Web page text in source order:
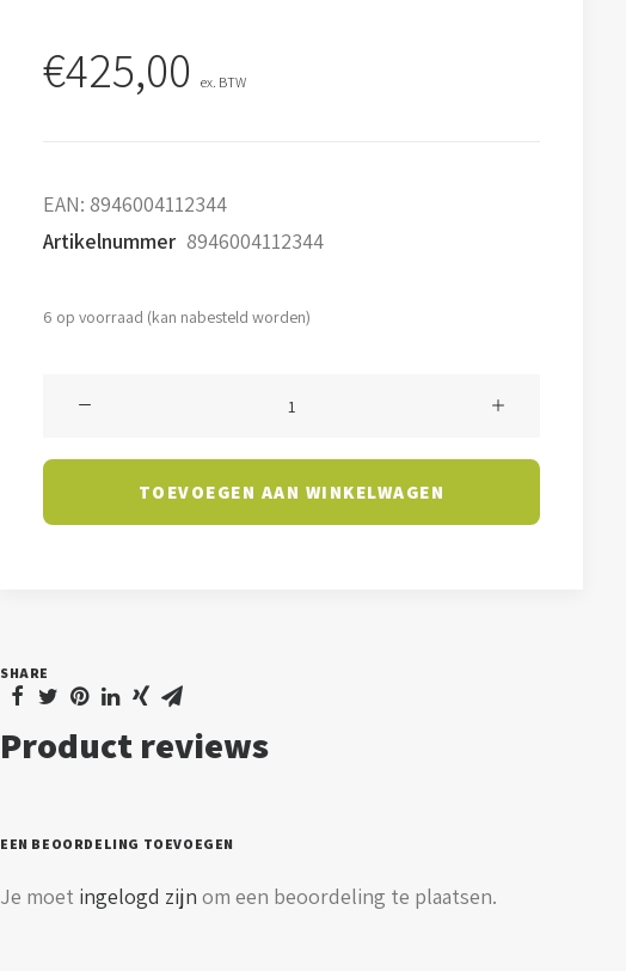
€425,00 ex. BTW
EAN: 8946004112344
Artikelnummer 8946004112344
6 op voorraad (kan nabesteld worden)
-
graden
TOEVOEGEN AAN WINKELWAGEN
SHARE
Product reviews
EEN BEOORDELING TOEVOEGEN
Je moet ingelogd zijn om een beoordeling te plaatsen.